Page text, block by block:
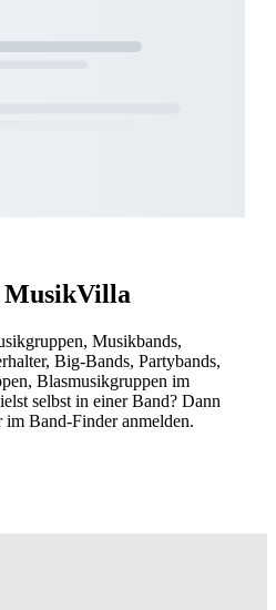
MusikVilla
Musikbands,
Big-Bands, Partybands,
Blasmusikgruppen im
selbst in einer Band? Dann
Band-Finder anmelden.